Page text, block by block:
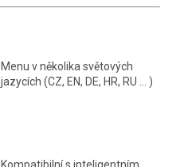
Menu v několika světových
jazycích (CZ, EN, DE, HR, RU ... )